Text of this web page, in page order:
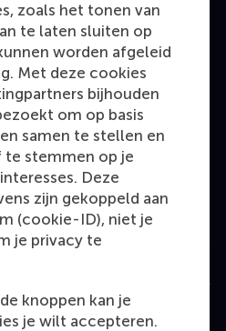
zoals het tonen van
te laten sluiten op
worden afgeleid
Met deze cookies
bijhouden
om op basis
samen te stellen en
te stemmen op je
Deze
zijn gekoppeld aan
(cookie-ID), niet je
je privacy te
knoppen kan je
je wilt accepteren.